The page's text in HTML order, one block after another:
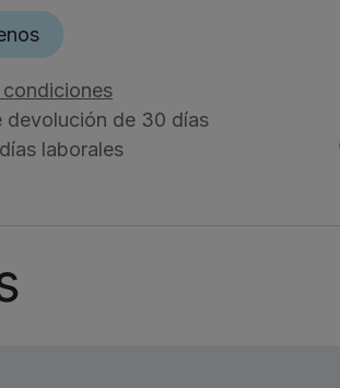
devolución de 30 días
laborales